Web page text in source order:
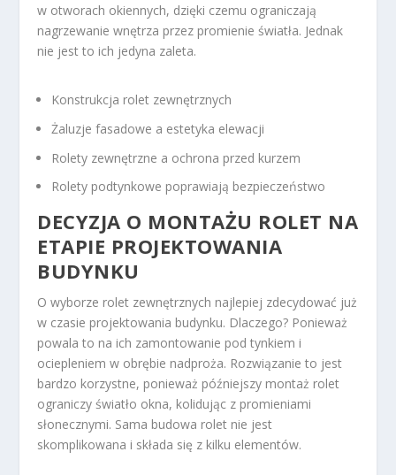
w otworach okiennych, dzięki czemu ograniczają
nagrzewanie wnętrza przez promienie światła. Jednak
nie jest to ich jedyna zaleta.
Konstrukcja rolet zewnętrznych
Żaluzje fasadowe a estetyka elewacji
Rolety zewnętrzne a ochrona przed kurzem
Rolety podtynkowe poprawiają bezpieczeństwo
DECYZJA O MONTAŻU ROLET NA
ETAPIE PROJEKTOWANIA
BUDYNKU
O wyborze rolet zewnętrznych najlepiej zdecydować już
w czasie projektowania budynku. Dlaczego? Ponieważ
powala to na ich zamontowanie pod tynkiem i
ociepleniem w obrębie nadproża. Rozwiązanie to jest
bardzo korzystne, ponieważ późniejszy montaż rolet
ograniczy światło okna, kolidując z promieniami
słonecznymi. Sama budowa rolet nie jest
skomplikowana i składa się z kilku elementów.